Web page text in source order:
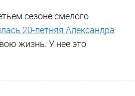
сезоне смелого
20-летняя Александра
жизнь. У нее это